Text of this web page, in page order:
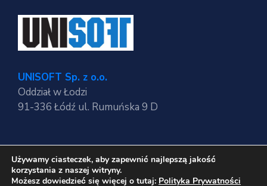
UNISOFT Sp. z o.o.
Oddział w Łodzi
91-336 Łódź ul. Rumuńska 9 D
Regulaminy strony
Polityka Prywatności
Używamy ciasteczek, aby zapewnić najlepszą jakość
korzystania z naszej witryny.
Możesz dowiedzieć się więcej o tutaj: Polityka Prywatności